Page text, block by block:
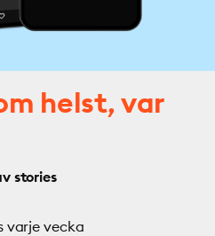
helst, var
stories
varje vecka